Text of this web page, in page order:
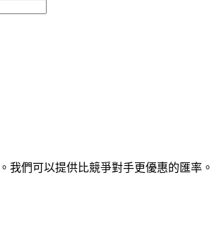
我們可以提供比競爭對手更優惠的匯率。